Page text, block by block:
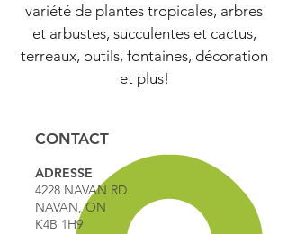
variété de plantes tropicales, arbres
et arbustes, succulentes et cactus,
terreaux, outils, fontaines, décoration
et plus!
CONTACT
ADRESSE
4228 NAVAN RD.
NAVAN, ON
K4B 1H9